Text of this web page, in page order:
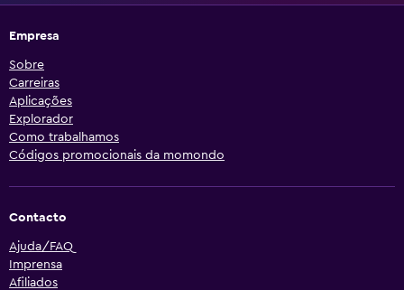
Empresa
Sobre
Carreiras
Aplicações
Explorador
Como trabalhamos
Códigos promocionais da momondo
Contacto
Ajuda/FAQ
Imprensa
Afiliados